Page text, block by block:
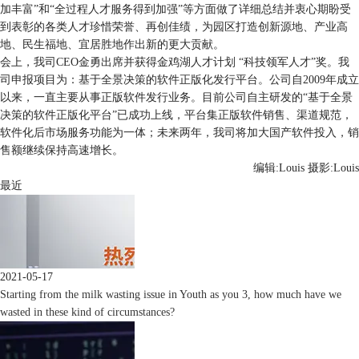
加丰富”和“全过程人才服务得到加强”等方面做了详细总结并衷心期盼受
到表彰的各类人才珍惜荣誉、再创佳绩，为园区打造创新源地、产业高
地、民生福地、宜居胜地作出新的更大贡献。
会上，我司CEO金勇出席并获得金鸡湖人才计划 “科技领军人才”奖。我
司申报项目为：基于全景决策的软件正版化发行平台。公司自2009年成立
以来，一直主要从事正版软件发行业务。目前公司自主研发的“基于全景
决策的软件正版化平台”已成功上线，平台集正版软件销售、渠道规范，
软件化后市场服务功能为一体；未来两年，我司将加大国产软件投入，销
售额继续保持高速增长。
编辑:Louis 摄影:Louis
最近
2021-05-17
Starting from the milk wasting issue in Youth as you 3, how much have we
wasted in these kind of circumstances?